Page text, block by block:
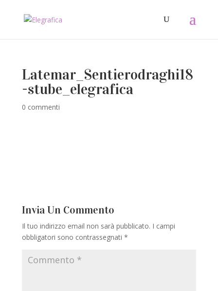
Latemar_Sentierodraghi18
-stube_elegrafica
0 commenti
Invia Un Commento
Il tuo indirizzo email non sarà pubblicato. I campi
obbligatori sono contrassegnati *